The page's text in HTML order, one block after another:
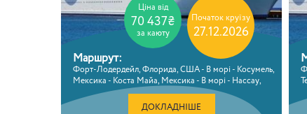
Ціна від
70 437₴
за каюту
Початок круїзу
27.12.2026
Маршрут:
Форт-Лодердейл, Флорида, США - В морі - Косумель,
Мексика - Коста Майа, Мексика - В морі - Нассау,
Багамські о-ви - Форт-Лодердейл, Флорида, США
ДОКЛАДНІШЕ